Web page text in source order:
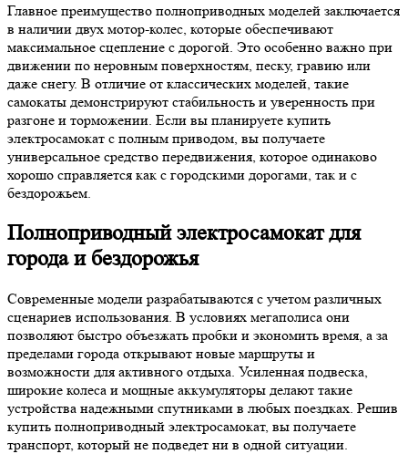
Главное преимущество полноприводных моделей заключается
в наличии двух мотор-колес, которые обеспечивают
максимальное сцепление с дорогой. Это особенно важно при
движении по неровным поверхностям, песку, гравию или
даже снегу. В отличие от классических моделей, такие
самокаты демонстрируют стабильность и уверенность при
разгоне и торможении. Если вы планируете купить
электросамокат с полным приводом, вы получаете
универсальное средство передвижения, которое одинаково
хорошо справляется как с городскими дорогами, так и с
бездорожьем.
Полноприводный электросамокат для
города и бездорожья
Современные модели разрабатываются с учетом различных
сценариев использования. В условиях мегаполиса они
позволяют быстро объезжать пробки и экономить время, а за
пределами города открывают новые маршруты и
возможности для активного отдыха. Усиленная подвеска,
широкие колеса и мощные аккумуляторы делают такие
устройства надежными спутниками в любых поездках. Решив
купить полноприводный электросамокат, вы получаете
транспорт, который не подведет ни в одной ситуации.